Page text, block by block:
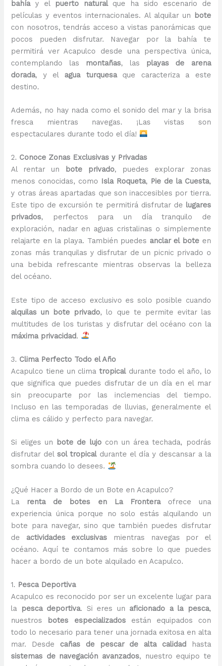
bahíay el puerto naturalque ha sido escenario de
películas y eventos internacionales. Al alquilar un bote
con nosotros, tendrás acceso a vistas panorámicas que
pocos pueden disfrutar. Navegar por la bahía te
permitirá ver Acapulco desde una perspectiva única,
contemplando las
montañas, las
playas de arena
dorada, y el agua turquesaque caracteriza a este
destino.
Además, no hay nada como el sonido del mar y la brisa
fresca mientras navegas. ¡Las vistas son
espectaculares durante todo el día!
2. Conoce Zonas Exclusivas y Privadas
Al rentar un
bote privado, puedes explorar zonas
menos conocidas, como Isla Roqueta, Pie de la Cuesta,
y otras áreas apartadas que son inaccesibles por tierra.
Este tipo de excursión te permitirá disfrutar de lugares
privados, perfectos para un día tranquilo de
exploración, nadar en aguas cristalinas o simplemente
relajarte en la playa. También puedes anclar el bote en
zonas más tranquilas y disfrutar de un picnic privado o
una bebida refrescante mientras observas la belleza
del océano.
Este tipo de acceso exclusivo es solo posible cuando
alquilas un bote privado, lo que te permite evitar las
multitudes de los turistas y disfrutar del océano con la
máxima privacidad.
3. Clima Perfecto Todo el Año
Acapulco tiene un climatropicaldurante todo el año, lo
que significa que puedes disfrutar de un día en el mar
sin preocuparte por las inclemencias del tiempo.
Incluso en las temporadas de lluvias, generalmente el
clima es cálido y perfecto para navegar.
Si eliges un bote de lujocon un área techada, podrás
disfrutar delsol tropicaldurante el día y descansar a la
sombra cuando lo desees.
¿Qué Hacer a Bordo de un Bote en Acapulco?
La renta de botes en La Fronteraofrece una
experiencia única porque no solo estás alquilando un
bote para navegar, sino que también puedes disfrutar
de actividades exclusivas mientras navegas por el
océano. Aquí te contamos más sobre lo que puedes
hacer a bordo de un bote alquilado en Acapulco.
1. Pesca Deportiva
Acapulco es reconocido por ser un excelente lugar para
la
pesca deportiva. Si eres un aficionado a la pesca,
nuestros botes especializadosestán equipados con
todo lo necesario para tener una jornada exitosa en alta
mar. Desde cañas de pescar de alta calidadhasta
sistemas de navegación avanzados, nuestro equipo te